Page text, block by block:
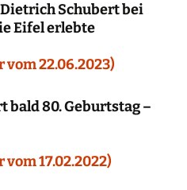
Schubert bei
Eifel erlebte
22.06.2023)
80. Geburtstag –
17.02.2022)